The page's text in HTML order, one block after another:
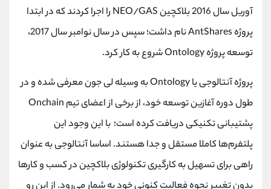
آوریل سال 2016 بلاکچین NEO/GAS را اجرا کردند که در ابتدا
پروژه AntShares نام داشت؛ سپس در سال نوامبر سال 2017،
توسعه پروژه Ontology شروع به کار کرد.
پروژه آنتالوجی یا Ontology به وسیله لی جون معرفی شده و در
طول دوره آغازین توسعه خود، از برخی از اعضای تیم Onchain
پشتیبانی تکنیکی دریافت کرده است؛ با این وجود این
پلتفرم‌ها کاملا مستقل و جدا هستند. اساسا آنتالوجی به عنوان
راهی برای تسهیل به کارگیری تکنولوژی بلاکچین در کسب و کارها